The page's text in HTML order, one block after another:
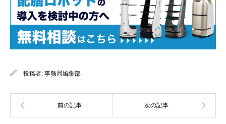
投稿者: 事務局編集部